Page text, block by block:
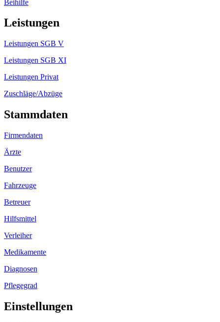
Beihilfe
Leistungen
Leistungen SGB V
Leistungen SGB XI
Leistungen Privat
Zuschläge/Abzüge
Stammdaten
Firmendaten
Ärzte
Benutzer
Fahrzeuge
Betreuer
Hilfsmittel
Verleiher
Medikamente
Diagnosen
Pflegegrad
Einstellungen